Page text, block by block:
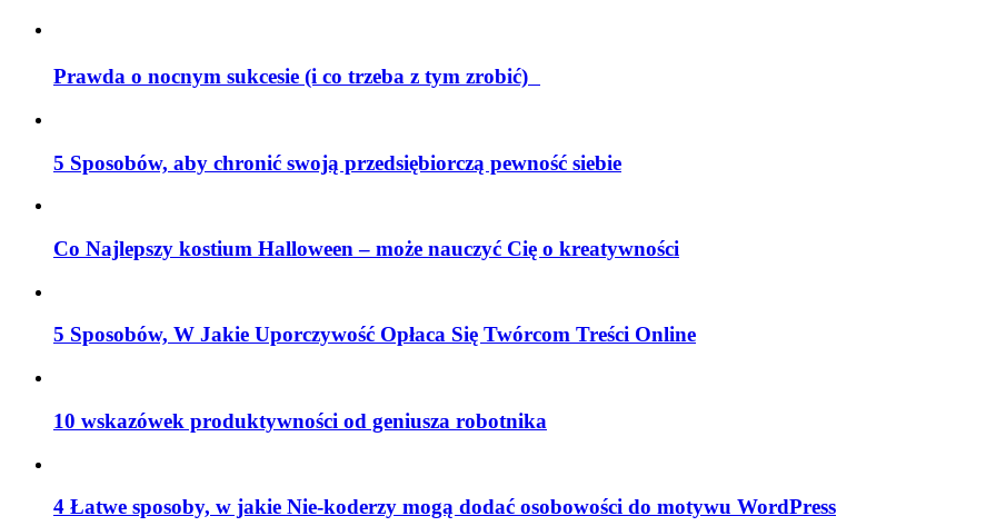
Prawda o nocnym sukcesie (i co trzeba z tym zrobić)
5 Sposobów, aby chronić swoją przedsiębiorczą pewność siebie
Co Najlepszy kostium Halloween – może nauczyć Cię o kreatywności
5 Sposobów, W Jakie Uporczywość Opłaca Się Twórcom Treści Online
10 wskazówek produktywności od geniusza robotnika
4 Łatwe sposoby, w jakie Nie-koderzy mogą dodać osobowości do motywu WordPress